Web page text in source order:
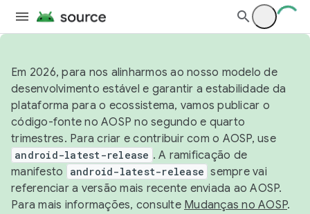
Em 2026, para nos alinharmos ao nosso modelo de
desenvolvimento estável e garantir a estabilidade da
plataforma para o ecossistema, vamos publicar o
código-fonte no AOSP no segundo e quarto
trimestres. Para criar e contribuir com o AOSP, use
android-latest-release . A ramificação de
manifesto
android-latest-release sempre vai
referenciar a versão mais recente enviada ao AOSP.
Para mais informações, consulte Mudanças no AOSP.